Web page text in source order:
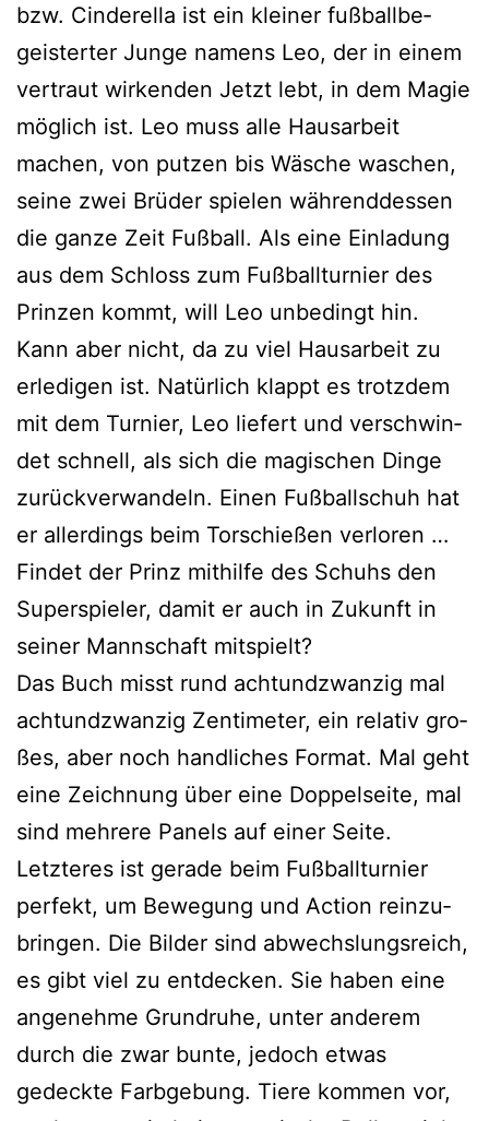
bzw. Cinderella ist ein klei­ner fuß­ball­be­
geis­ter­ter Junge namens Leo, der in einem
ver­traut wir­ken­den Jetzt lebt, in dem Magie
mög­lich ist. Leo muss alle Hausarbeit
machen, von put­zen bis Wäsche waschen,
sei­ne zwei Brüder spie­len wäh­rend­des­sen
die gan­ze Zeit Fußball. Als eine Einladung
aus dem Schloss zum Fußballturnier des
Prinzen kommt, will Leo unbe­dingt hin.
Kann aber nicht, da zu viel Hausarbeit zu
erle­di­gen ist. Natürlich klappt es trotz­dem
mit dem Turnier, Leo lie­fert und ver­schwin­
det schnell, als sich die magi­schen Dinge
zurück­ver­wan­deln. Einen Fußballschuh hat
er aller­dings beim Torschießen ver­lo­ren …
Findet der Prinz mit­hil­fe des Schuhs den
Superspieler, damit er auch in Zukunft in
sei­ner Mannschaft mitspielt?
Das Buch misst rund acht­und­zwan­zig mal
acht­und­zwan­zig Zentimeter, ein rela­tiv gro­
ßes, aber noch hand­li­ches Format. Mal geht
eine Zeichnung über eine Doppelseite, mal
sind meh­re­re Panels auf einer Seite.
Letzteres ist gera­de beim Fußballturnier
per­fekt, um Bewegung und Action rein­zu­
brin­gen. Die Bilder sind abwechs­lungs­reich,
es gibt viel zu ent­de­cken. Sie haben eine
ange­neh­me Grundruhe, unter ande­rem
durch die zwar bun­te, jedoch etwas
gedeck­te Farbgebung. Tiere kom­men vor,